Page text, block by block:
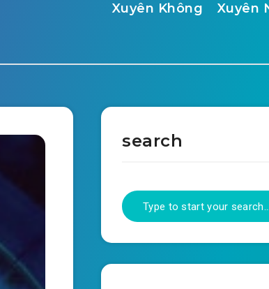
Xuyên Không Xuyên
search